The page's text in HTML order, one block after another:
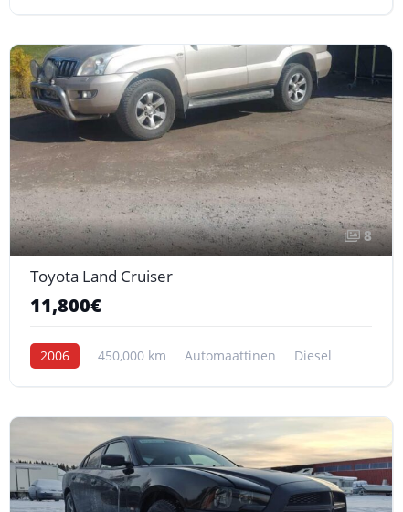
8
Toyota Land Cruiser
11,800€
2006 450,000 km Automaattinen Diesel